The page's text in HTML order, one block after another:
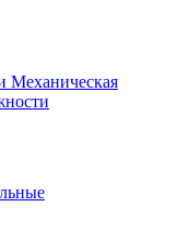
Механическая